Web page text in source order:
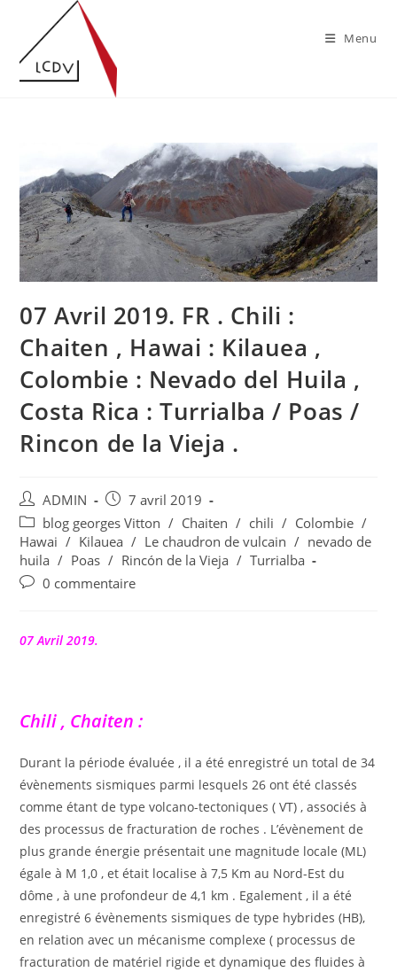
content
Menu
07 Avril 2019. FR . Chili :
Chaiten , Hawai : Kilauea ,
Colombie : Nevado del Huila ,
Costa Rica : Turrialba / Poas /
Rincon de la Vieja .
Auteur/autrice
de
la
publication :
ADMIN
Publication
publiée :
7 avril 2019
Post
category:
blog georges Vitton / Chaiten / chili / Colombie /
Hawai / Kilauea / Le chaudron de vulcain / nevado de
huila / Poas / Rincón de la Vieja / Turrialba
Commentaires
publication :
0 commentaire
07 Avril 2019.
Chili , Chaiten :
Durant la période évaluée , il a été enregistré un total de 34
évènements sismiques parmi lesquels 26 ont été classés
comme étant de type volcano-tectoniques ( VT) , associés à
des processus de fracturation de roches . L’évènement de
plus grande énergie présentait une magnitude locale (ML)
égale à M 1,0 , et était localise à 7,5 Km au Nord-Est du
dôme , à une profondeur de 4,1 km . Egalement , il a été
enregistré 6 évènements sismiques de type hybrides (HB),
en relation avec un mécanisme complexe ( processus de
fracturation de matériel rigide et dynamique des fluides à